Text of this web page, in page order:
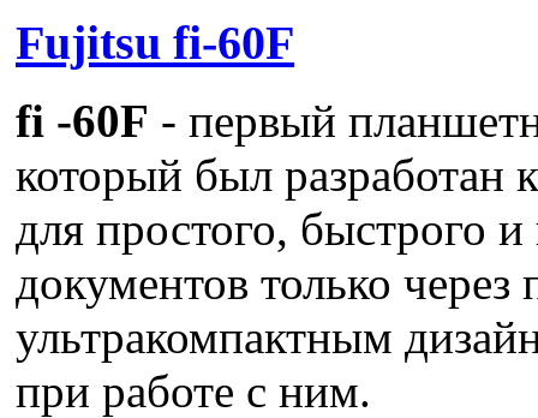
Fujitsu fi-60F
fi -60F - первый
который был разработан
для простого, быстрого
документов только
ультракомпактным
при работе с ним.